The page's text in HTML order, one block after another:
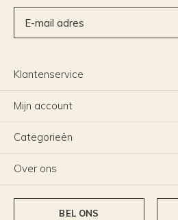
Klantenservice
Mijn account
Categorieën
Over ons
BEL ONS